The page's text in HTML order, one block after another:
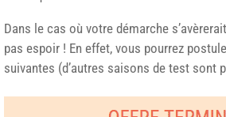
Dans le cas où votre démarche
pas espoir ! En effet, vous pourrez
suivantes (d’autres saisons de test sont